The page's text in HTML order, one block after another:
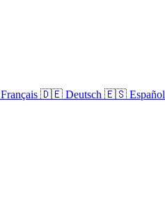
Français 🇩🇪 Deutsch 🇪🇸 Español